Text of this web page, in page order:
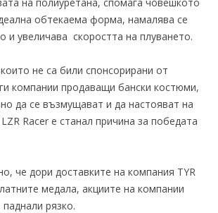
обтекаема форма, намалява се
и увеличава скоростта на плуването.
не са били спонсорирани от
компании продаващи бански костюми,
да се възмущават и да настояват на
Racer е станал причина за победата
че дори доставките на компания TYR
медала, акциите на компании
рязко.